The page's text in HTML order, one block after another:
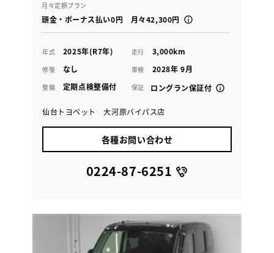
月々定額プラン
頭金・ボーナス払い0円 月々42,300円
年式 2025年(R7年) 走行 3,000km
修復 なし 車検 2028年 9月
整備 定期点検整備付 保証 ロングラン保証付
仙台トヨペット 大河原バイパス店
各種お問い合わせ
0224-87-6251